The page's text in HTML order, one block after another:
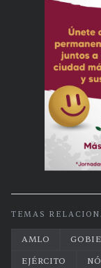
TEMAS
AMLO
EJÉRCITO